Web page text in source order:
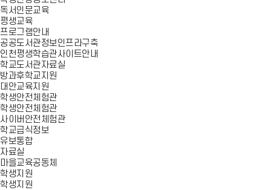
독서인문교육
평생교육
프로그램안내
공공도서관정보인프라구축
인천평생학습관사이트안내
학교도서관자료실
방과후학교지원
대안교육지원
학생안전체험관
학생안전체험관
사이버안전체험관
학교급식정보
유보통합
자료실
마을교육공동체
학생지원
학생지원